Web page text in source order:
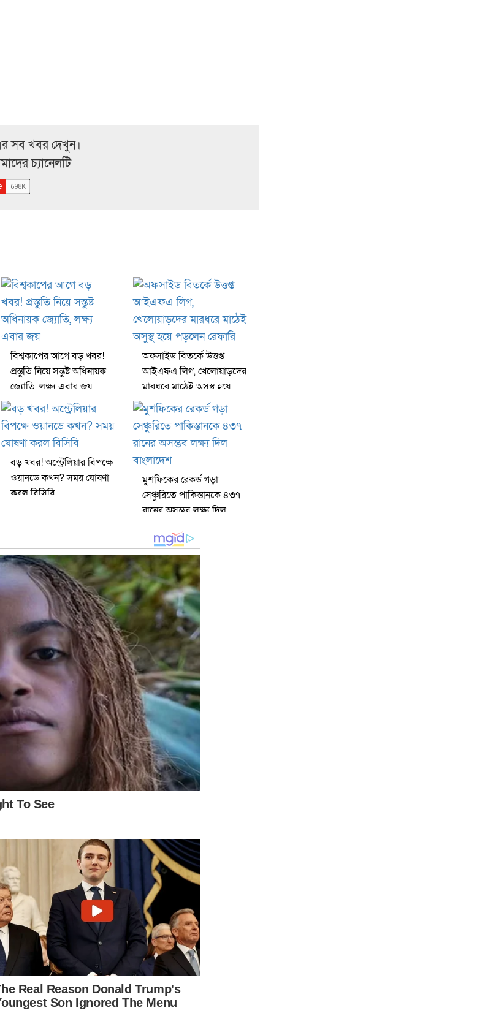
সব খবর দেখুন।
চ্যানেলটি
বিশ্বকাপের আগে বড় খবর!
প্রস্তুতি নিয়ে সন্তুষ্ট অধিনায়ক
জ্যোতি, লক্ষ্য এবার জয়
অফসাইড বিতর্কে উত্তপ্ত
আইএফএ লিগ, খেলোয়াড়দের
মারধরে মাঠেই অসুস্থ হয়ে
পড়লেন রেফারি
বড় খবর! অস্ট্রেলিয়ার বিপক্ষে
ওয়ানডে কখন? সময় ঘোষণা
করল বিসিবি
মুশফিকের রেকর্ড গড়া
সেঞ্চুরিতে পাকিস্তানকে ৪৩৭
রানের অসম্ভব লক্ষ্য দিল